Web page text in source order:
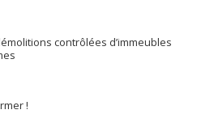
contrôlées d’immeubles
!